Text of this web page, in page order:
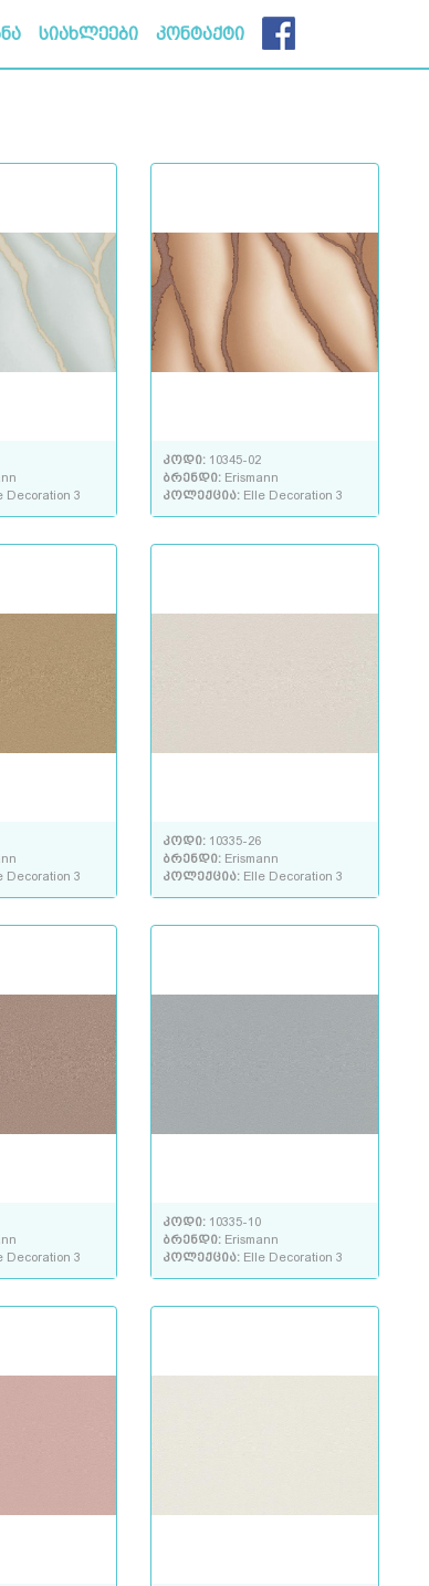
სიახლეები კონტაქტი
Decoration 3
კოდი: 10345-02
ბრენდი: Erismann
კოლექცია: Elle Decoration 3
Decoration 3
კოდი: 10335-26
ბრენდი: Erismann
კოლექცია: Elle Decoration 3
Decoration 3
კოდი: 10335-10
ბრენდი: Erismann
კოლექცია: Elle Decoration 3